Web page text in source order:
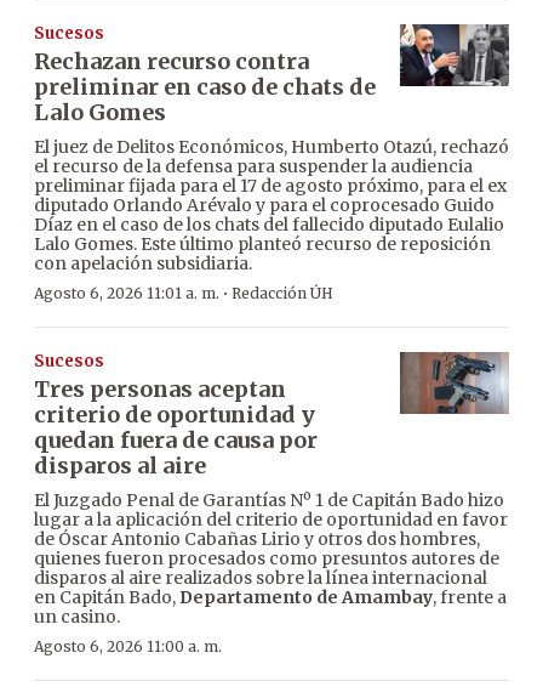
Sucesos
Rechazan recurso contra
preliminar en caso de chats de
Lalo Gomes
El juez de Delitos Económicos, Humberto Otazú, rechazó
el recurso de la defensa para suspender la audiencia
preliminar fijada para el 17 de agosto próximo, para el ex
diputado Orlando Arévalo y para el coprocesado Guido
Díaz en el caso de los chats del fallecido diputado Eulalio
Lalo Gomes. Este último planteó recurso de reposición
con apelación subsidiaria.
Agosto 6, 2026 11:01 a. m. · Redacción ÚH
Sucesos
Tres personas aceptan
criterio de oportunidad y
quedan fuera de causa por
disparos al aire
El Juzgado Penal de Garantías Nº 1 de Capitán Bado hizo
lugar a la aplicación del criterio de oportunidad en favor
de Óscar Antonio Cabañas Lirio y otros dos hombres,
quienes fueron procesados como presuntos autores de
disparos al aire realizados sobre la línea internacional
en Capitán Bado, Departamento de Amambay, frente a
un casino.
Agosto 6, 2026 11:00 a. m.